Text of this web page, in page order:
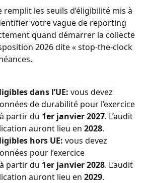
les seuils d’éligibilité mis à
votre vague de reporting
quand démarrer la collecte
2026 dite « stop-the-clock
dans l’UE: vous devez
de durabilité pour l’exercice
partir du 1er janvier 2027. L’audit
auront lieu en 2028.
hors UE: vous devez
pour l’exercice
partir du 1er janvier 2028. L’audit
auront lieu en 2029.